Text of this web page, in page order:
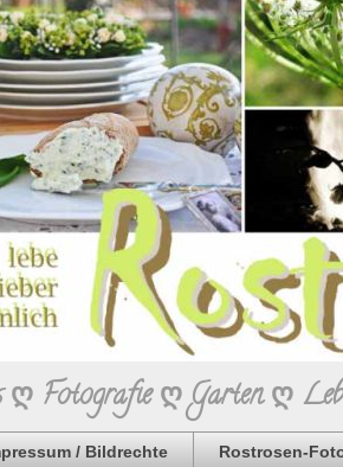
Fotografie ღ Garten ღ
/ Bildrechte Rostrosen-